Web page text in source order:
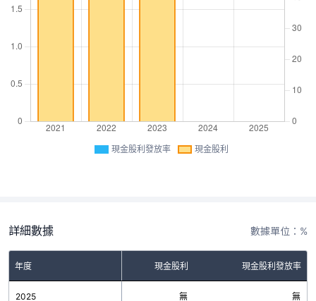
現金股利發放率 現金股利
詳細數據 數據單位：%
年度 現金股利 現金股利發放率
2025 無 無